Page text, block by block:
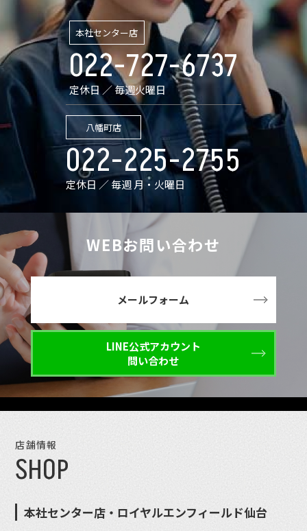
本社センター店
022-727-6737
定休日 ／ 毎週火曜日
八幡町店
022-225-2755
定休日 ／ 毎週 月・火曜日
WEBお問い合わせ
メールフォーム
LINE公式アカウント
問い合わせ
店舗情報
SHOP
本社センター店・ロイヤルエンフィールド仙台